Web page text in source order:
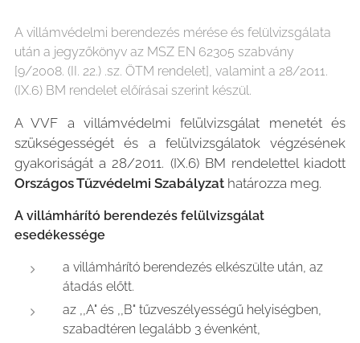
A villámvédelmi berendezés mérése és felülvizsgálata
után a jegyzőkönyv az MSZ EN 62305 szabvány
[9/2008. (II. 22.) .sz. ÖTM rendelet], valamint a 28/2011.
(IX.6) BM rendelet előírásai szerint készül.
A VVF a villámvédelmi felülvizsgálat menetét és
szükségességét és a felülvizsgálatok végzésének
gyakoriságát a 28/2011. (IX.6) BM rendelettel kiadott
Országos Tűzvédelmi Szabályzat határozza meg.
A villámhárító berendezés felülvizsgálat
esedékessége
a villámhárító berendezés elkészülte után, az
átadás előtt.
az ,,A" és ,,B" tűzveszélyességű helyiségben,
szabadtéren legalább 3 évenként,